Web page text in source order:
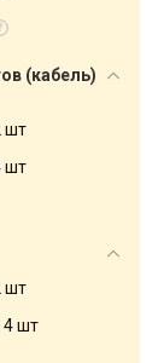
(кабель)
шт
шт
шт
4 шт